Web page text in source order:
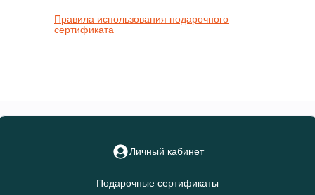
Правила использования подарочного
сертификата
Подарочные сертификаты
Личный кабинет